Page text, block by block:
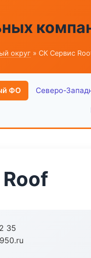
округ » СК Сервис
ФО Северо-
35